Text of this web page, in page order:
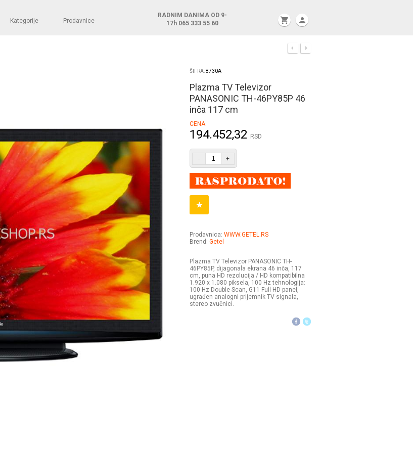
Kategorije Prodavnice
RADNIM DANIMA OD 9-
17h 065 333 55 60 shopping_cart person
ŠIFRA:8730A
Plazma TV Televizor
PANASONIC TH-46PY85P 46
inča 117 cm
CENA
194.452,32 RSD
- +
Prodavnica: WWW.GETEL.RS
Brend: Getel
Plazma TV Televizor PANASONIC TH-
46PY85P, dijagonala ekrana 46 inča, 117
cm, puna HD rezolucija / HD kompatibilna
1.920 x 1.080 piksela, 100 Hz tehnologija:
100 Hz Double Scan, G11 Full HD panel,
ugrađen analogni prijemnik TV signala,
stereo zvučnici.